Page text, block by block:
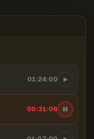
01:24:00
00:31:07